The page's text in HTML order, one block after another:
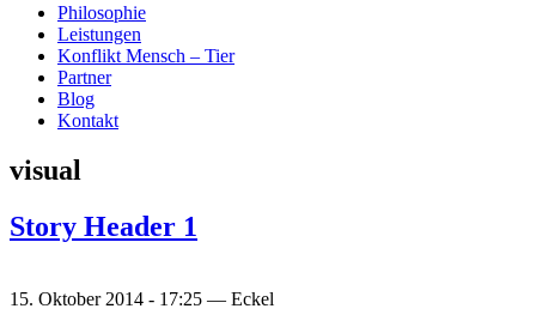
Philosophie
Leistungen
Konflikt Mensch – Tier
Partner
Blog
Kontakt
visual
Story Header 1
15. Oktober 2014 - 17:25 — Eckel